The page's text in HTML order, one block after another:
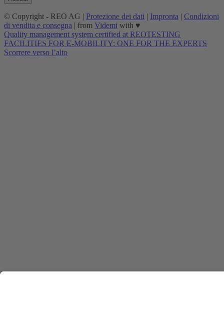
© Copyright - REO AG | Protezione dei dati | Impronta | Condizioni
di vendita e consegna | from Videmi with ♥︎
Quality management system certified at REOTESTING
FACILITIES FOR E-MOBILITY: ONE FOR THE EXPERTS
Scorrere verso l’alto